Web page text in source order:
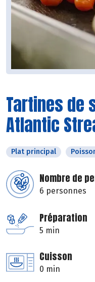
Tartines de
Atlantic
Plat principal
Nombre de
6 personnes
Préparation
5 min
Cuisson
0 min